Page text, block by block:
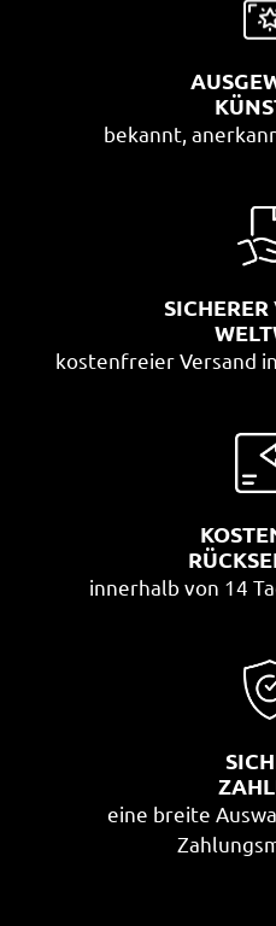
bekannt,
kostenfreier Versand
innerhalb von 14
eine breite